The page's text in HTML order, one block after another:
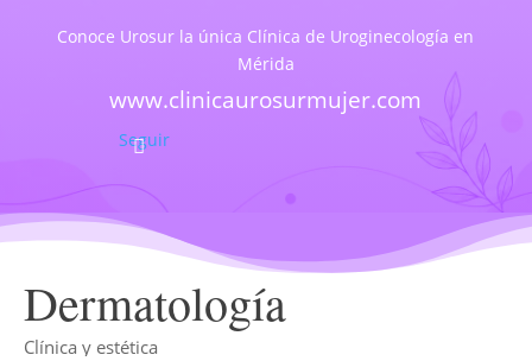
Conoce Urosur la única Clínica de Uroginecología en
Mérida
www.clinicaurosurmujer.com
Seguir
Seguir
Dermatología
Clínica y estética